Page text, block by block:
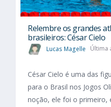
Relembre os grandes
brasileiros: César Cielo
Lucas Magelle Última
César Cielo é uma das
para o Brasil nos Jogos
noção, ele foi o primeiro,